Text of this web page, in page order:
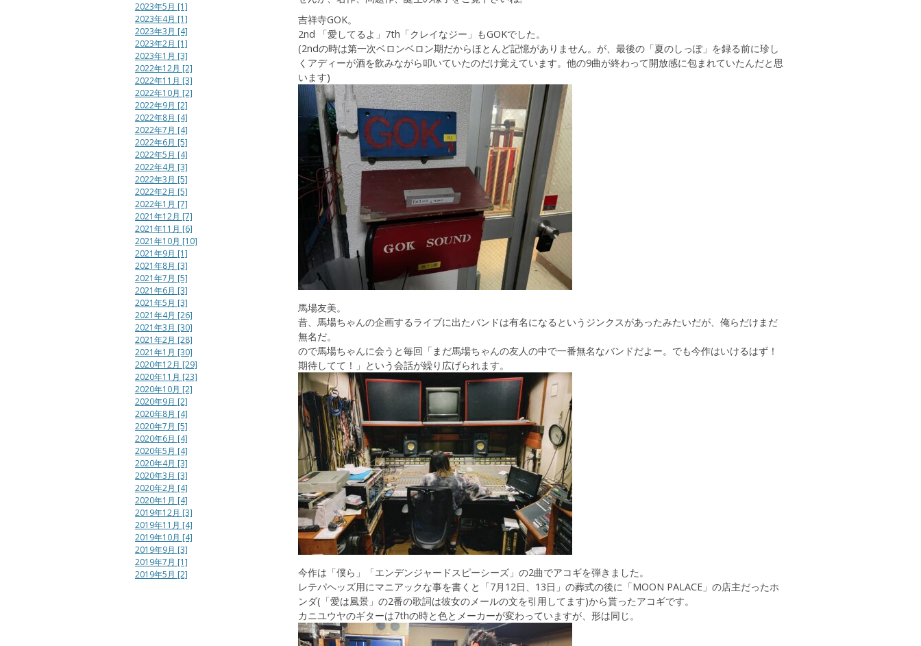
吉祥寺GOK。
2nd 「愛してるよ」7th「クレイなジー」もGOKでした。
(2ndの時は第一次ベロンベロン期だからほとんど記憶がありません。が、最後の「夏のしっぽ」を録る前に珍し
くアディーが酒を飲みながら叩いていたのだけ覚えています。他の9曲が終わって開放感に包まれていたんだと思
います)
馬場友美。
昔、馬場ちゃんの企画するライブに出たバンドは有名になるというジンクスがあったみたいだが、俺らだけまだ
無名だ。
ので馬場ちゃんに会うと毎回「まだ馬場ちゃんの友人の中で一番無名なバンドだよー。でも今作はいけるはず！
期待してて！」という会話が繰り広げられます。
今作は「僕ら」「エンデンジャードスピーシーズ」の2曲でアコギを弾きました。
レテパヘッズ用にマニアックな事を書くと「7月12日、13日」の葬式の後に「MOON PALACE」の店主だったホ
ンダ(「愛は風景」の2番の歌詞は彼女のメールの文を引用してます)から貰ったアコギです。
カニユウヤのギターは7thの時と色とメーカーが変わっていますが、形は同じ。
2023年5月 [1]
2023年4月 [1]
2023年3月 [4]
2023年2月 [1]
2023年1月 [3]
2022年12月 [2]
2022年11月 [3]
2022年10月 [2]
2022年9月 [2]
2022年8月 [4]
2022年7月 [4]
2022年6月 [5]
2022年5月 [4]
2022年4月 [3]
2022年3月 [5]
2022年2月 [5]
2022年1月 [7]
2021年12月 [7]
2021年11月 [6]
2021年10月 [10]
2021年9月 [1]
2021年8月 [3]
2021年7月 [5]
2021年6月 [3]
2021年5月 [3]
2021年4月 [26]
2021年3月 [30]
2021年2月 [28]
2021年1月 [30]
2020年12月 [29]
2020年11月 [23]
2020年10月 [2]
2020年9月 [2]
2020年8月 [4]
2020年7月 [5]
2020年6月 [4]
2020年5月 [4]
2020年4月 [3]
2020年3月 [3]
2020年2月 [4]
2020年1月 [4]
2019年12月 [3]
2019年11月 [4]
2019年10月 [4]
2019年9月 [3]
2019年7月 [1]
2019年5月 [2]